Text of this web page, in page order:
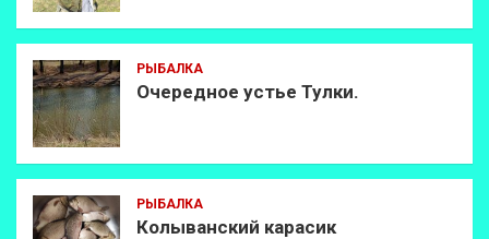
РЫБАЛКА
Очередное устье Тулки.
РЫБАЛКА
Колыванский карасик